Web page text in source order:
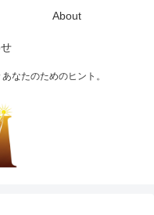
なたのためのヒント。
About